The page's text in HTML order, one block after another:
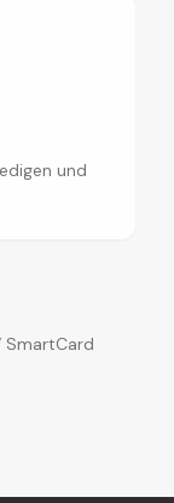
und
SmartCard